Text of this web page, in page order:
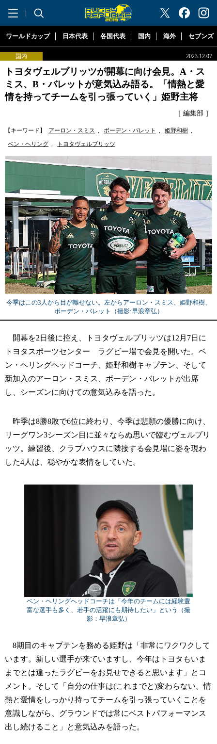
"ラグビーリパブリック"
ワールドカップ 日本代表 各国代表 国内 海外 セブンズ
国内 2023.12.07
トヨタヴェルブリッツが開幕に向け会見。A・ス
ミス、B・バレットが意気込み語る。「情熱と愛
情を持ってチームを引っ張っていく」姫野主将
［ 編集部 ］
【キーワード】 アーロン・スミス , ボーデン・バレット , 姫野和樹 ,
ベン・ヘリング , トヨタヴェルブリッツ
今季はこの3人から目が離せない。左からアーロン・スミス、姫野和樹、
ボーデン・バレット（撮影:早浪章弘）
開幕を2日後に控え、トヨタヴェルブリッツは12月7日に
トヨタスポーツセンター ラグビー場で会見を開いた。ベ
ン・ヘリングヘッドコーチ、姫野和樹キャプテン、そして
新加入のアーロン・スミス、ボーデン・バレットが出席
し、シーズンに向けての意気込みを語った。
昨季は8勝8敗で6位に終わり、今季は悲願の優勝に向け、
リーグワン3シーズン目に並々ならぬ思いで臨むヴェルブリ
ッツ。練習後、クラブハウスに隣接する会見場に姿を現わ
した4人は、穏やかな表情をしていた。
ベン・ヘリングヘッドコーチは「今年のチームには経験豊
富な選手も多く、若手の活躍にも期待したい」という（撮
影：早浪章弘）
8期目のキャプテンを務める姫野は「非常にワクワクして
います。新しい選手が来ていますし、今年はトヨタもいま
までとは違ったラグビーをお見せできると思います」とコ
メント。そして「自分の仕事は(これまでと)変わらない。情
熱と愛情をしっかり持ってチームを引っ張っていくことを
意識しながら、グラウンドでは常にベストパフォーマンス
出し続けること」と意気込みを語った。